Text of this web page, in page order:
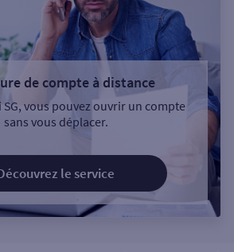
de compte à distance
SG, vous pouvez ouvrir un compte
sans vous déplacer.
le service